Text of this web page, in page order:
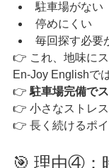
駐車場がない
停めにくい
毎回探す必要
👉 これ、地味にス
En-Joy Englishでは
👉 駐車場完備で
👉 小さなストレス
👉 長く続けるポ
🎯 理由④：